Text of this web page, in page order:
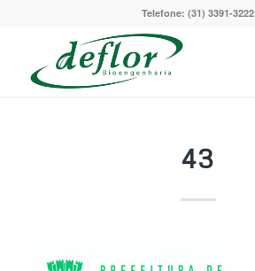
Telefone: (31) 3391-3222
43